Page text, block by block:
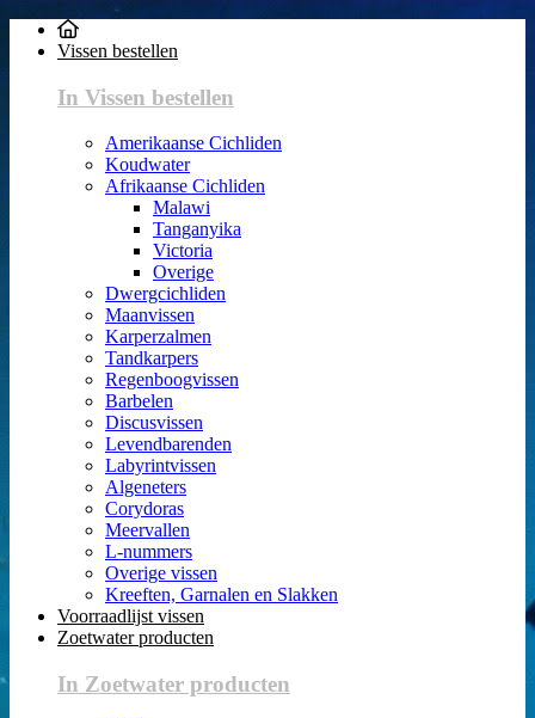
Vissen bestellen
In Vissen bestellen
Amerikaanse Cichliden
Koudwater
Afrikaanse Cichliden
Malawi
Tanganyika
Victoria
Overige
Dwergcichliden
Maanvissen
Karperzalmen
Tandkarpers
Regenboogvissen
Barbelen
Discusvissen
Levendbarenden
Labyrintvissen
Algeneters
Corydoras
Meervallen
L-nummers
Overige vissen
Kreeften, Garnalen en Slakken
Voorraadlijst vissen
Zoetwater producten
In Zoetwater producten